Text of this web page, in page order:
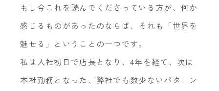
もし今これを読んでくださっている方が、何か
感じるものがあったのならば、それも「世界を
魅せる」ということの一つです。
私は入社初日で店長となり、4年を経て、次は
本社勤務となった、弊社でも数少ないパターン